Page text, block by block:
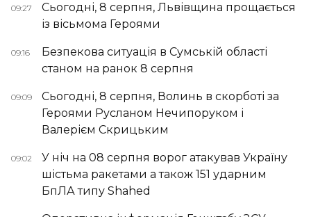
09:27
Сьогодні, 8 серпня, Львівщина прощається
із вісьмома Героями
09:16
Безпекова ситуація в Сумській області
станом на ранок 8 серпня
09:09
Сьогодні, 8 серпня, Волинь в скорботі за
Героями Русланом Нечипоруком і
Валерієм Скрицьким
09:02
У ніч на 08 серпня ворог атакував Україну
шістьма ракетами а також 151 ударним
БпЛА типу Shahed